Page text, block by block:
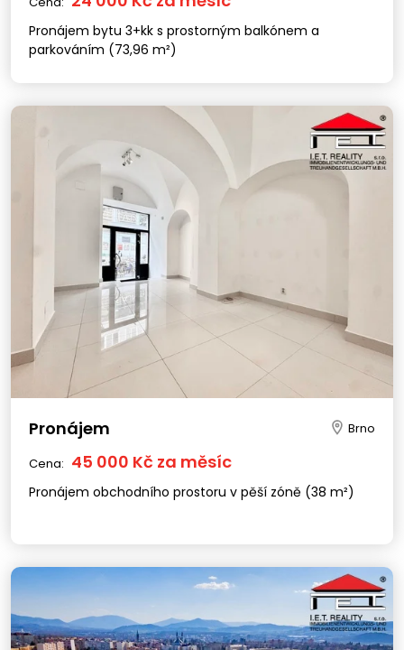
Pronájem bytu 3+kk s prostorným balkónem a
parkováním (73,96 m²)
Pronájem Brno
Cena: 45 000 Kč za měsíc
Pronájem obchodního prostoru v pěší zóně (38 m²)